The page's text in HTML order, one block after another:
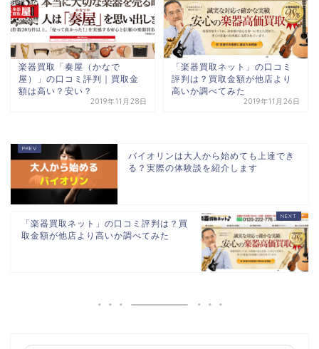
楽器買取「奏屋（かなで
屋）」の口コミ評判｜買取金
額は高い？安い？
2019年11月28日
「楽器買取ネット」の口コミ
評判は？買取金額が他店より
高いか調べてみた
2019年11月26日
バイオリンは大人から始めても上達でき
る？実際の体験談を紹介します
「楽器買取ネット」の口コミ評判は？買
取金額が他店より高いか調べてみた